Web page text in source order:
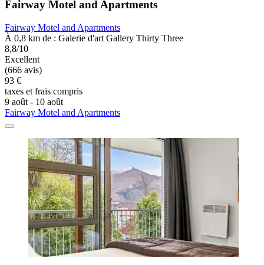
Fairway Motel and Apartments
Fairway Motel and Apartments
À 0,8 km de : Galerie d'art Gallery Thirty Three
8,8/10
Excellent
(666 avis)
93 €
taxes et frais compris
9 août - 10 août
Fairway Motel and Apartments